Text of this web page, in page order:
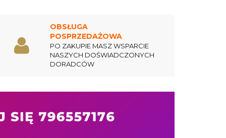
OBSŁUGA
POSPRZEDAŻOWA
PO ZAKUPIE MASZ WSPARCIE
NASZYCH DOŚWIADCZONYCH
DORADCÓW